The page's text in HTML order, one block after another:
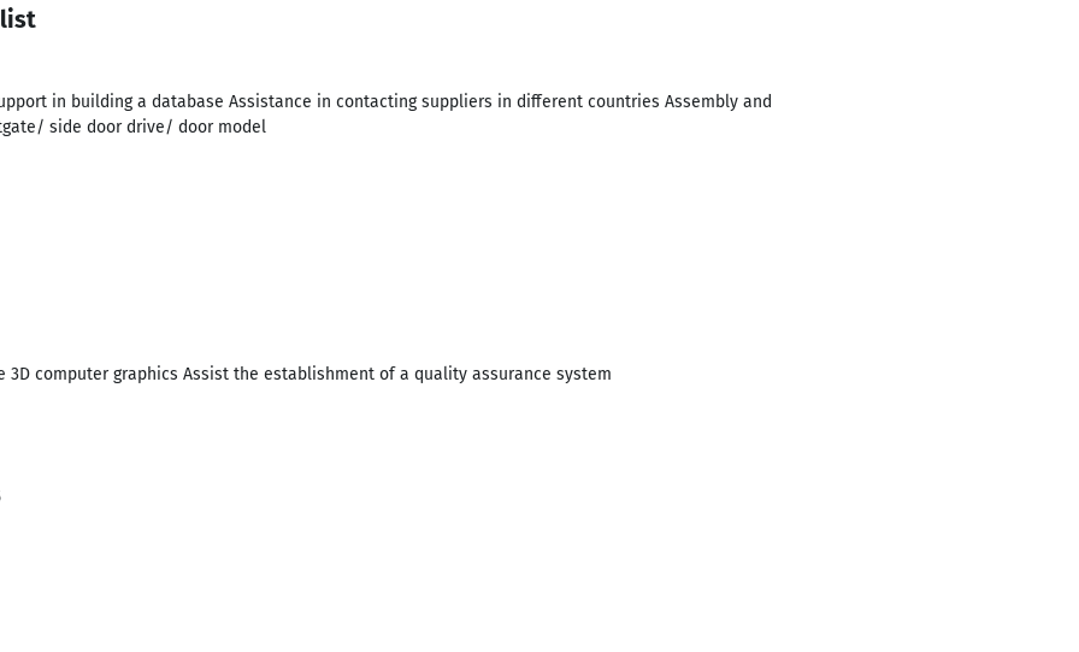
in building a database Assistance in contacting suppliers in different countries Assembly and
side door drive/ door model
3D computer graphics Assist the establishment of a quality assurance system